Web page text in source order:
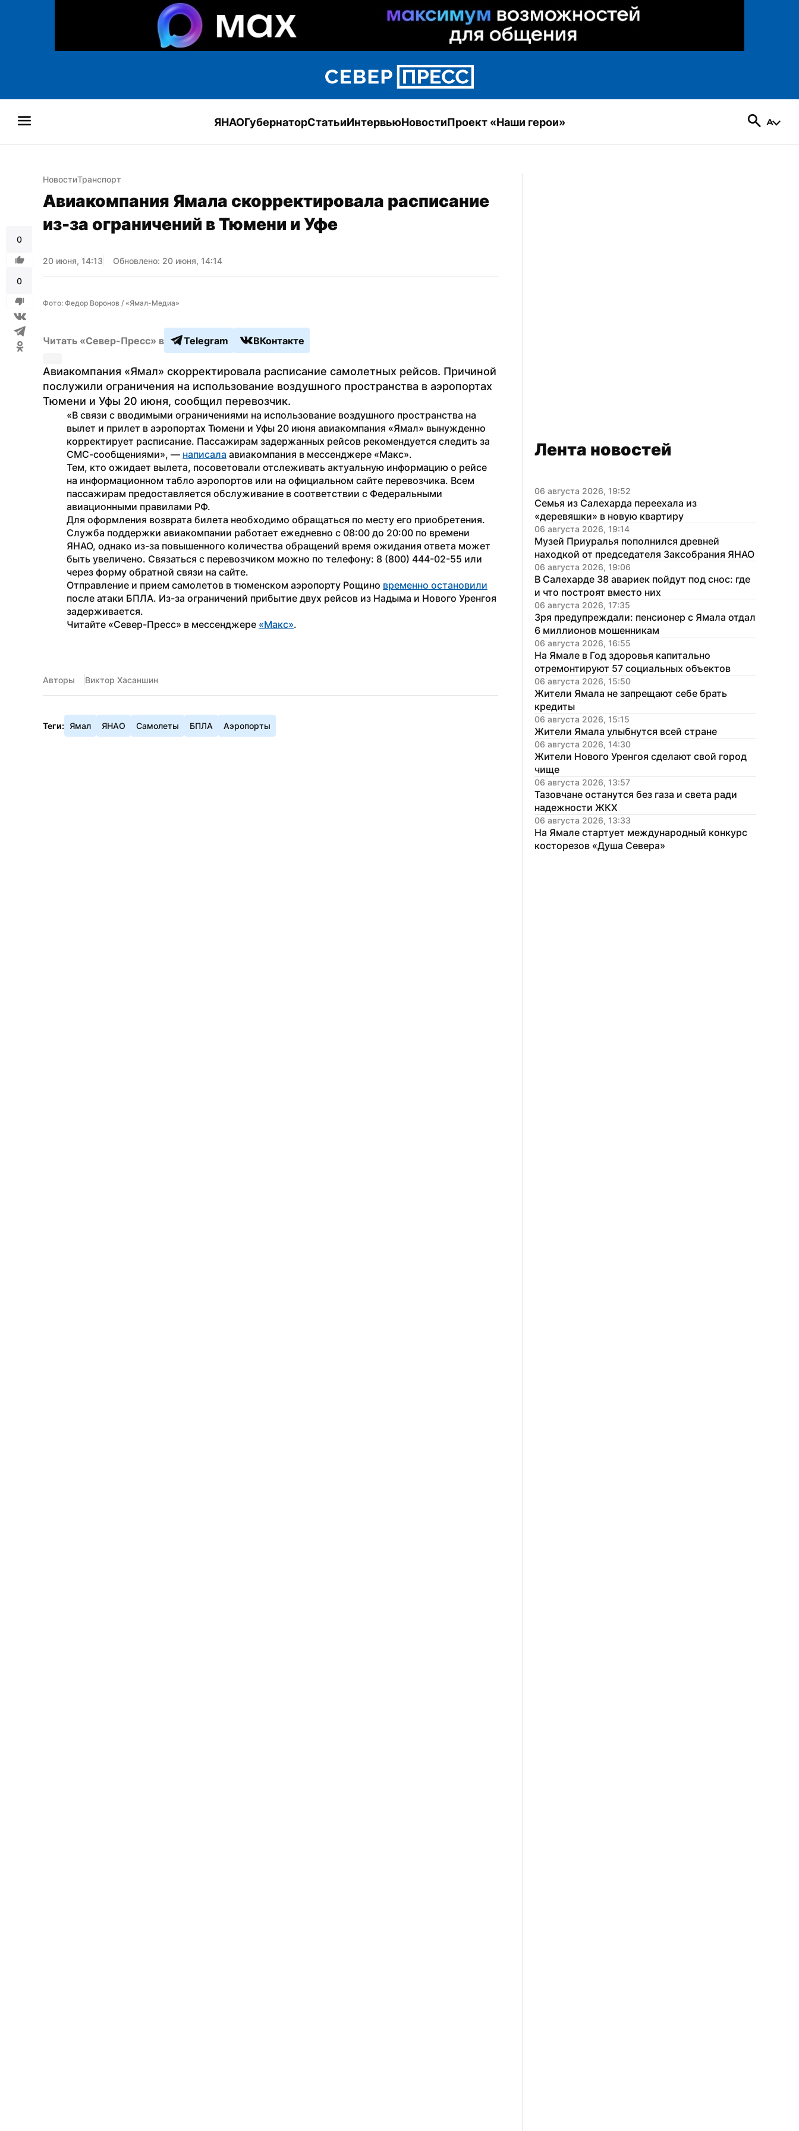
ЯНАОГубернаторСтатьиИнтервьюНовостиПроект «Наши герои»
0
0
НовостиТранспорт
Авиакомпания Ямала скорректировала расписание
из-за ограничений в Тюмени и Уфе
20 июня, 14:13 Обновлено: 20 июня, 14:14
Фото: Федор Воронов / «Ямал-Медиа»
Читать «Север-Пресс» в Telegram ВКонтакте
Авиакомпания «Ямал» скорректировала расписание самолетных рейсов. Причиной
послужили ограничения на использование воздушного пространства в аэропортах
Тюмени и Уфы 20 июня, сообщил перевозчик.
«В связи с вводимыми ограничениями на использование воздушного пространства на
вылет и прилет в аэропортах Тюмени и Уфы 20 июня авиакомпания «Ямал» вынужденно
корректирует расписание. Пассажирам задержанных рейсов рекомендуется следить за
СМС-сообщениями», — написала авиакомпания в мессенджере «Макс».
Тем, кто ожидает вылета, посоветовали отслеживать актуальную информацию о рейсе
на информационном табло аэропортов или на официальном сайте перевозчика. Всем
пассажирам предоставляется обслуживание в соответствии с Федеральными
авиационными правилами РФ.
Для оформления возврата билета необходимо обращаться по месту его приобретения.
Служба поддержки авиакомпании работает ежедневно с 08:00 до 20:00 по времени
ЯНАО, однако из-за повышенного количества обращений время ожидания ответа может
быть увеличено. Связаться с перевозчиком можно по телефону: 8 (800) 444-02-55 или
через форму обратной связи на сайте.
Отправление и прием самолетов в тюменском аэропорту Рощино временно остановили
после атаки БПЛА. Из-за ограничений прибытие двух рейсов из Надыма и Нового Уренгоя
задерживается.
Читайте «Север-Пресс» в мессенджере «Макс».
Авторы Виктор Хасаншин
Теги: Ямал ЯНАО Самолеты БПЛА Аэропорты
Лента новостей
06 августа 2026, 19:52
Семья из Салехарда переехала из
«деревяшки» в новую квартиру
06 августа 2026, 19:14
Музей Приуралья пополнился древней
находкой от председателя Заксобрания ЯНАО
06 августа 2026, 19:06
В Салехарде 38 авариек пойдут под снос: где
и что построят вместо них
06 августа 2026, 17:35
Зря предупреждали: пенсионер с Ямала отдал
6 миллионов мошенникам
06 августа 2026, 16:55
На Ямале в Год здоровья капитально
отремонтируют 57 социальных объектов
06 августа 2026, 15:50
Жители Ямала не запрещают себе брать
кредиты
06 августа 2026, 15:15
Жители Ямала улыбнутся всей стране
06 августа 2026, 14:30
Жители Нового Уренгоя сделают свой город
чище
06 августа 2026, 13:57
Тазовчане останутся без газа и света ради
надежности ЖКХ
06 августа 2026, 13:33
На Ямале стартует международный конкурс
косторезов «Душа Севера»